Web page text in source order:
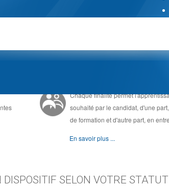
Chaque finalité permet
souhaité par le candidat, d'une
de formation et d'autre part, en
En savoir plus ...
DISPOSITIF SELON VOTRE